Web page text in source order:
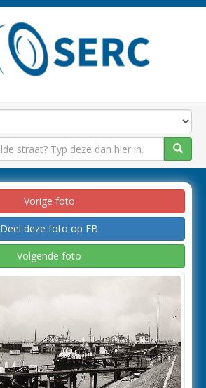
Vorige foto
Deel deze foto op FB
Volgende foto